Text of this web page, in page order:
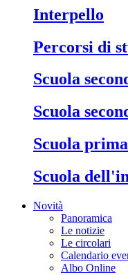
Interpello
Percorsi di
Scuola
Scuola
Scuola
Scuola
Novità
Panoramica
Le notizie
Le circolari
Calendario
Albo Online